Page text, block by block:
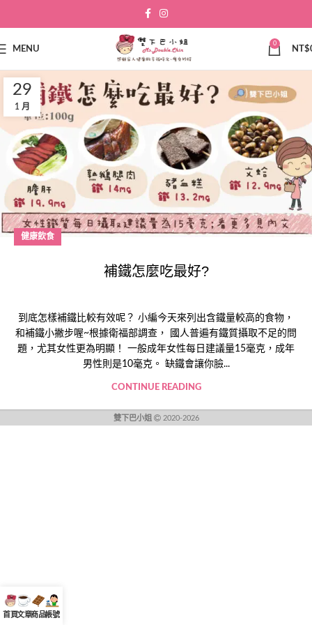
MENU
0
NT$
29
1 月
健康飲食
補鐵怎麼吃最好?
到底怎樣補鐵比較有效呢？ 小編今天來列出含鐵量較高的食物，
和補鐵小撇步喔~根據衛福部調查， 國人普遍有鐵質攝取不足的問
題，尤其女性更為明顯！ 一般成年女性每日建議量15毫克，成年
男性則是10毫克。 缺鐵會讓你臉...
CONTINUE READING
雙下巴小姐 2020-2026
首頁文章商品帳號